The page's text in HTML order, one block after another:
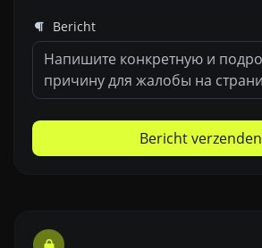
Bericht
Bericht verzenden